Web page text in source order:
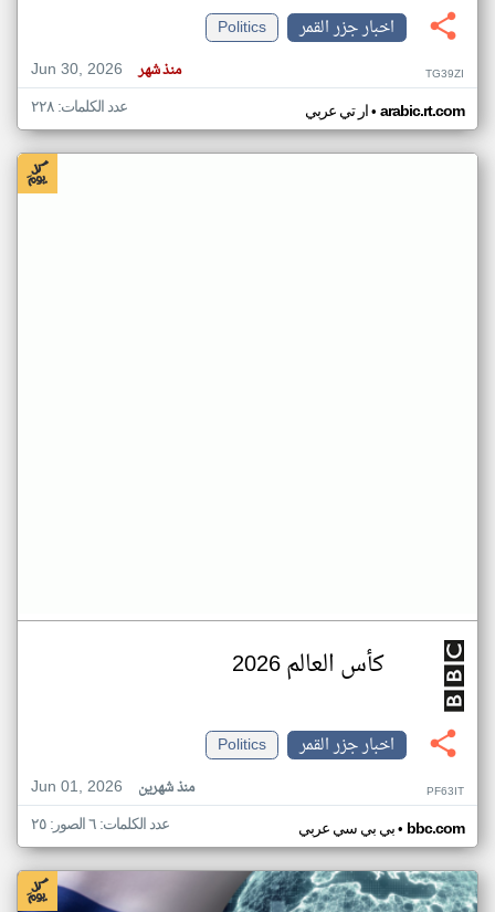
اخبار جزر القمر
Politics
Jun 30, 2026
منذ شهر TG39ZI
ار تي عربي• arabic.rt.com عدد الكلمات: ٢٢٨
كأس العالم 2026
اخبار جزر القمر
Politics
Jun 01, 2026
منذ شهرين PF63IT
بي بي سي عربي• bbc.com عدد الكلمات: ٦ الصور: ٢٥